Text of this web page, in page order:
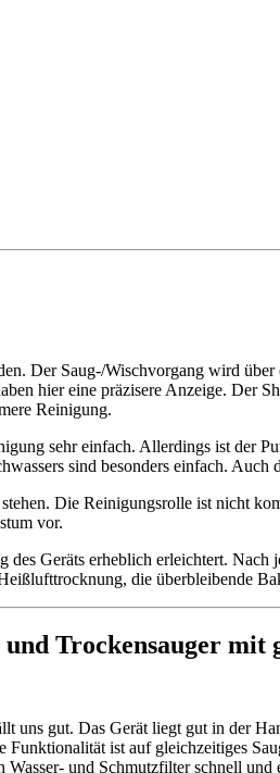
Der Saug-/Wischvorgang wird
hier eine präzisere Anzeige.
Reinigung.
sehr einfach. Allerdings ist der
sind besonders einfach.
Die Reinigungsrolle ist nicht
vor.
Geräts erheblich erleichtert.
die überbleibende
Trockensauger mit
uns gut. Das Gerät liegt gut in der
ist auf gleichzeitiges
und Schmutzfilter schnell